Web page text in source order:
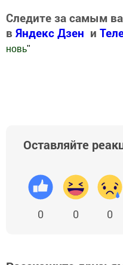
Следите за самым
в Яндекс Дзен и
новь"
Оставляйте
0 0 0